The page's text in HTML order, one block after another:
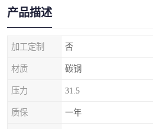
产品描述
加工定制 否
材质 碳钢
压力 31.5
质保 一年